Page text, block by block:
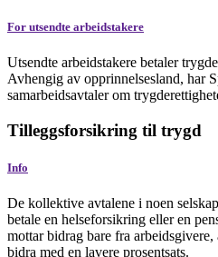
For utsendte arbeidstakere
Utsendte arbeidstakere betaler
Avhengig av opprinnelsesland, har
samarbeidsavtaler om
Tilleggsforsikring til trygd
Info
De kollektive avtalene i noen
betale en helseforsikring eller en
mottar bidrag bare fra arbeidsgivere,
bidra med en lavere prosentsats.